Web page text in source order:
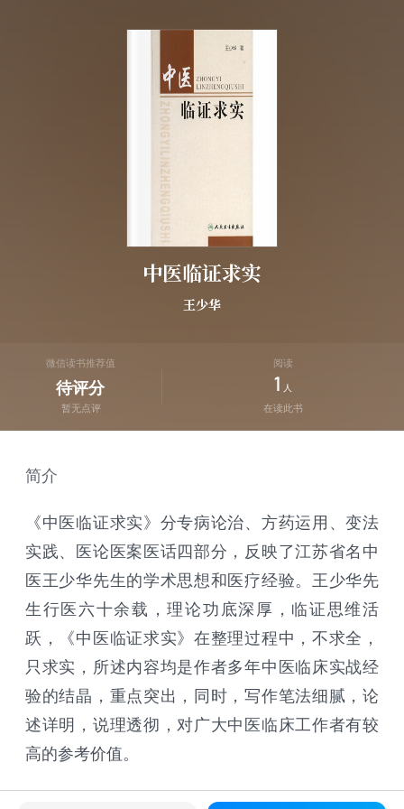
中医临证求实
王少华
微信读书推荐值
待评分
暂无点评
阅读
1 人
在读此书
简介
《中医临证求实》分专病论治、方药运用、变法
实践、医论医案医话四部分，反映了江苏省名中
医王少华先生的学术思想和医疗经验。王少华先
生行医六十余载，理论功底深厚，临证思维活
跃，《中医临证求实》在整理过程中，不求全，
只求实，所述内容均是作者多年中医临床实战经
验的结晶，重点突出，同时，写作笔法细腻，论
述详明，说理透彻，对广大中医临床工作者有较
高的参考价值。